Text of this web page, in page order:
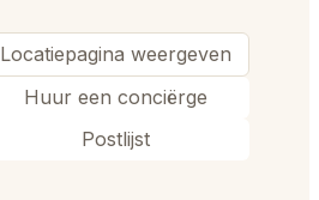
Locatiepagina weergeven
Huur een conciërge
Postlijst